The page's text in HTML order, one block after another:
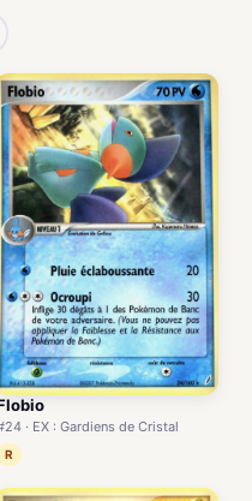
· EX : Gardiens de Cristal
R